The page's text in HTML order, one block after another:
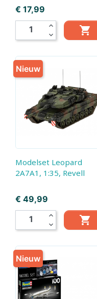
Prijs
€ 17,99
expand_less
expand_more

Modelset Leopard
2A7A1, 1:35, Revell
Prijs
€ 49,99
expand_less
expand_more

Nieuw
Nieuw